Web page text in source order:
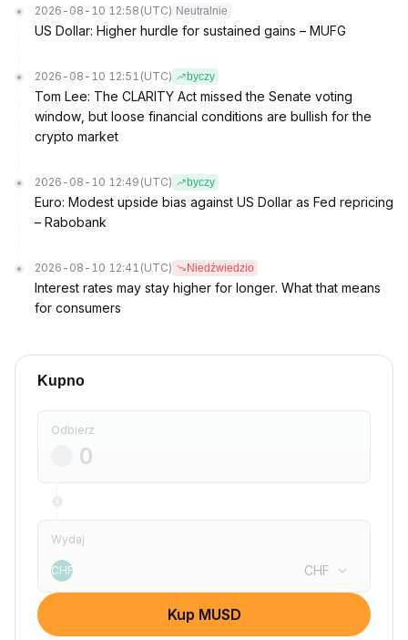
2026-08-10 12:58 (UTC) Neutralnie
US Dollar: Higher hurdle for sustained gains – MUFG
2026-08-10 12:51 (UTC) byczy
Tom Lee: The CLARITY Act missed the Senate voting
window, but loose financial conditions are bullish for the
crypto market
2026-08-10 12:49 (UTC) byczy
Euro: Modest upside bias against US Dollar as Fed repricing
– Rabobank
2026-08-10 12:41 (UTC) Niedźwiedzio
Interest rates may stay higher for longer. What that means
for consumers
Kupno
Odbierz
Wydaj
CHF CHF
Kup MUSD